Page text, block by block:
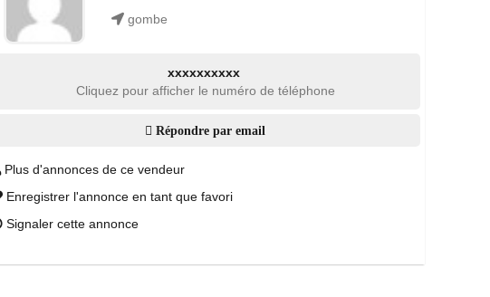
gombe
xxxxxxxxxx
Cliquez pour afficher le numéro de téléphone
Répondre par email
Plus d'annonces de ce vendeur
Enregistrer l'annonce en tant que favori
Signaler cette annonce